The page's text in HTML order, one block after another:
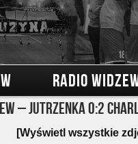
RADIO
– Jutrzenka 0:2
[Wyświetl wszystkie